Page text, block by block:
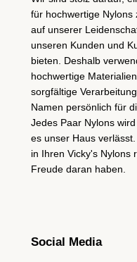
für hochwertige Nylons
auf unserer
unseren Kunden und
bieten. Deshalb
hochwertige
sorgfältige
Namen persönlich für
Jedes Paar Nylons
es unser Haus
in Ihren Vicky's Nylons
Freude daran haben.
Social Media